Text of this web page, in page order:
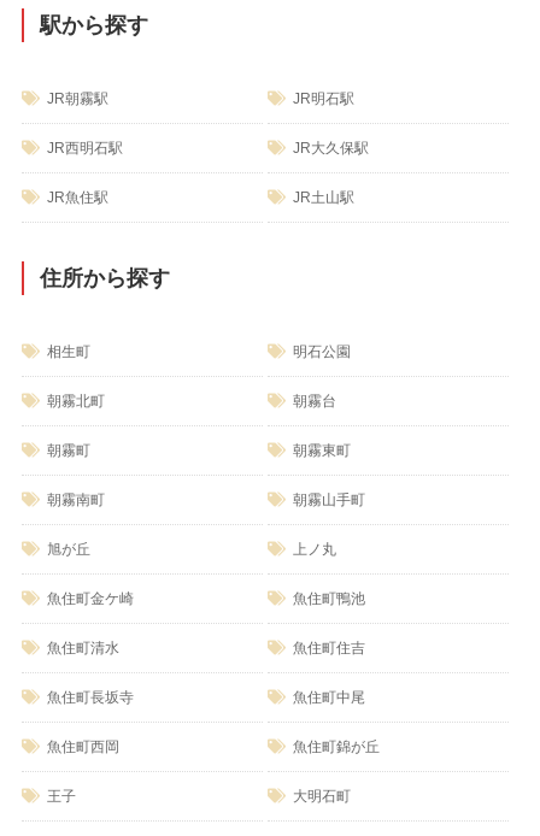
駅から探す
JR朝霧駅 JR明石駅
JR西明石駅 JR大久保駅
JR魚住駅 JR土山駅
住所から探す
相生町 明石公園
朝霧北町 朝霧台
朝霧町 朝霧東町
朝霧南町 朝霧山手町
旭が丘 上ノ丸
魚住町金ケ崎 魚住町鴨池
魚住町清水 魚住町住吉
魚住町長坂寺 魚住町中尾
魚住町西岡 魚住町錦が丘
王子 大明石町